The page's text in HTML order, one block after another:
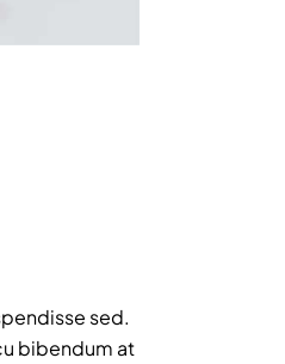
sed.
bibendum at